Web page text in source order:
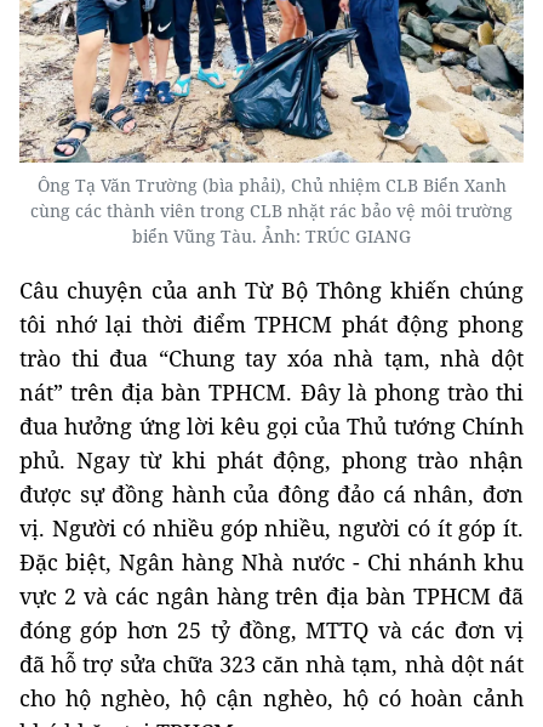
Ông Tạ Văn Trường (bìa phải), Chủ nhiệm CLB Biển Xanh
cùng các thành viên trong CLB nhặt rác bảo vệ môi trường
biển Vũng Tàu. Ảnh: TRÚC GIANG
Câu chuyện của anh Từ Bộ Thông khiến chúng
tôi nhớ lại thời điểm TPHCM phát động phong
trào thi đua “Chung tay xóa nhà tạm, nhà dột
nát” trên địa bàn TPHCM. Đây là phong trào thi
đua hưởng ứng lời kêu gọi của Thủ tướng Chính
phủ. Ngay từ khi phát động, phong trào nhận
được sự đồng hành của đông đảo cá nhân, đơn
vị. Người có nhiều góp nhiều, người có ít góp ít.
Đặc biệt, Ngân hàng Nhà nước - Chi nhánh khu
vực 2 và các ngân hàng trên địa bàn TPHCM đã
đóng góp hơn 25 tỷ đồng, MTTQ và các đơn vị
đã hỗ trợ sửa chữa 323 căn nhà tạm, nhà dột nát
cho hộ nghèo, hộ cận nghèo, hộ có hoàn cảnh